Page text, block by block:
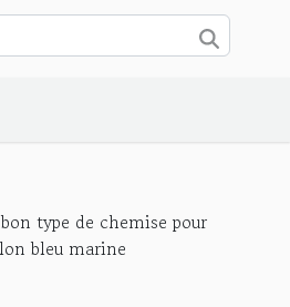
type de chemise pour
bleu marine